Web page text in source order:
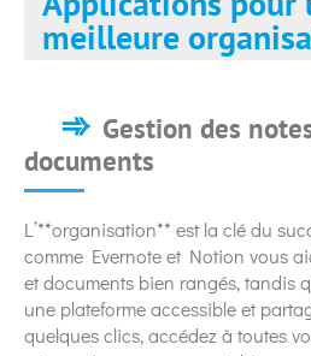
meilleure
Gestion des
documents
L’**organisation** est la clé du
comme Evernote et Notion vous
et documents bien rangés, tandis
une plateforme accessible et
quelques clics, accédez à toutes